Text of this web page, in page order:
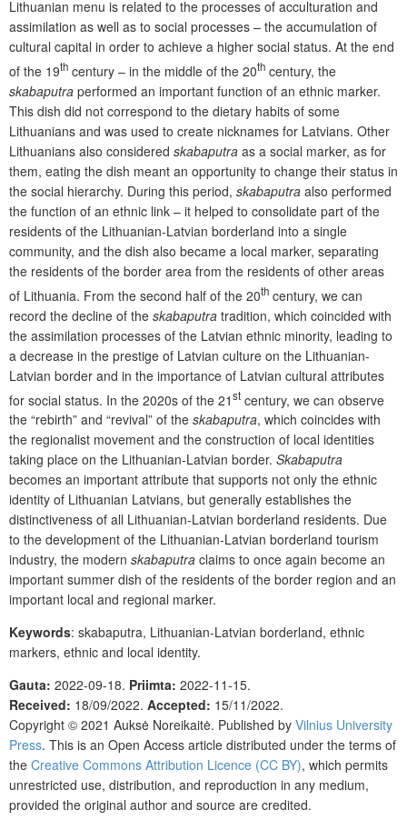
Lithuanian menu is related to the processes of acculturation and
assimilation as well as to social processes – the accumulation of
cultural capital in order to achieve a higher social status. At the end
of the 19th century – in the middle of the 20th century, the
skabaputra performed an important function of an ethnic marker.
This dish did not correspond to the dietary habits of some
Lithuanians and was used to create nicknames for Latvians. Other
Lithuanians also considered skabaputra as a social marker, as for
them, eating the dish meant an opportunity to change their status in
the social hierarchy. During this period, skabaputra also performed
the function of an ethnic link – it helped to consolidate part of the
residents of the Lithuanian-Latvian borderland into a single
community, and the dish also became a local marker, separating
the residents of the border area from the residents of other areas
of Lithuania. From the second half of the 20th century, we can
record the decline of the skabaputra tradition, which coincided with
the assimilation processes of the Latvian ethnic minority, leading to
a decrease in the prestige of Latvian culture on the Lithuanian-
Latvian border and in the importance of Latvian cultural attributes
for social status. In the 2020s of the 21st century, we can observe
the “rebirth” and “revival” of the skabaputra, which coincides with
the regionalist movement and the construction of local identities
taking place on the Lithuanian-Latvian border. Skabaputra
becomes an important attribute that supports not only the ethnic
identity of Lithuanian Latvians, but generally establishes the
distinctiveness of all Lithuanian-Latvian borderland residents. Due
to the development of the Lithuanian-Latvian borderland tourism
industry, the modern skabaputra claims to once again become an
important summer dish of the residents of the border region and an
important local and regional marker.
Keywords: skabaputra, Lithuanian-Latvian borderland, ethnic
markers, ethnic and local identity.
Gauta: 2022-09-18. Priimta: 2022-11-15.
Received: 18/09/2022. Accepted: 15/11/2022.
Copyright © 2021 Auksė Noreikaitė. Published by Vilnius University
Press. This is an Open Access article distributed under the terms of
the Creative Commons Attribution Licence (CC BY), which permits
unrestricted use, distribution, and reproduction in any medium,
provided the original author and source are credited.